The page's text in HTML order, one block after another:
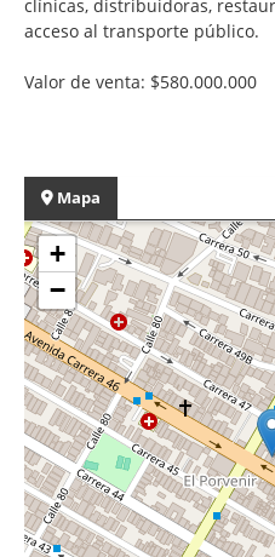
clínicas, distribuidoras,
acceso al transporte público.
Valor de venta: $580.000.000
Mapa
+
−